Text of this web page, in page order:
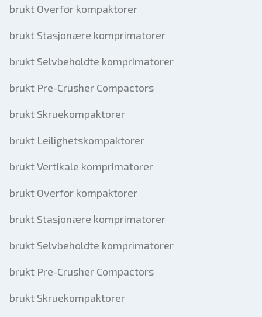
brukt Overfør kompaktorer
brukt Stasjonære komprimatorer
brukt Selvbeholdte komprimatorer
brukt Pre-Crusher Compactors
brukt Skruekompaktorer
brukt Leilighetskompaktorer
brukt Vertikale komprimatorer
brukt Overfør kompaktorer
brukt Stasjonære komprimatorer
brukt Selvbeholdte komprimatorer
brukt Pre-Crusher Compactors
brukt Skruekompaktorer